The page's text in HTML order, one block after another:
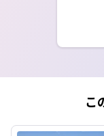
こ